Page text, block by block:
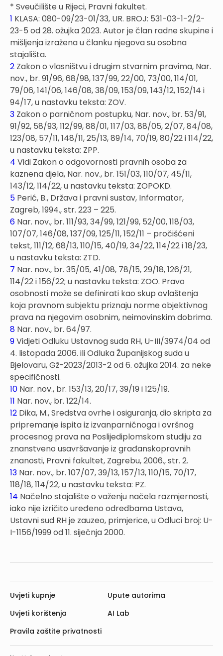
* Sveučilište u Rijeci, Pravni fakultet.
1 KLASA: 080-09/23-01/33, UR. BROJ: 531-03-1-2/2-
23-5 od 28. ožujka 2023. Autor je član radne skupine i
mišljenja izražena u članku njegova su osobna
stajališta.
2 Zakon o vlasništvu i drugim stvarnim pravima, Nar.
nov., br. 91/96, 68/98, 137/99, 22/00, 73/00, 114/01,
79/06, 141/06, 146/08, 38/09, 153/09, 143/12, 152/14 i
94/17, u nastavku teksta: ZOV.
3 Zakon o parničnom postupku, Nar. nov., br. 53/91,
91/92, 58/93, 112/99, 88/01, 117/03, 88/05, 2/07, 84/08,
123/08, 57/11, 148/11, 25/13, 89/14, 70/19, 80/22 i 114/22,
u nastavku teksta: ZPP.
4 Vidi Zakon o odgovornosti pravnih osoba za
kaznena djela, Nar. nov., br. 151/03, 110/07, 45/11,
143/12, 114/22, u nastavku teksta: ZOPOKD.
5 Perić, B., Država i pravni sustav, Informator,
Zagreb, 1994., str. 223 – 225.
6 Nar. nov., br. 111/93, 34/99, 121/99, 52/00, 118/03,
107/07, 146/08, 137/09, 125/11, 152/11 – pročišćeni
tekst, 111/12, 68/13, 110/15, 40/19, 34/22, 114/22 i 18/23,
u nastavku teksta: ZTD.
7 Nar. nov., br. 35/05, 41/08, 78/15, 29/18, 126/21,
114/22 i 156/22; u nastavku teksta: ZOO. Pravo
osobnosti može se definirati kao skup ovlaštenja
koja pravnom subjektu priznaju norme objektivnog
prava na njegovim osobnim, neimovinskim dobrima.
8 Nar. nov., br. 64/97.
9Vidjeti Odluku Ustavnog suda RH, U-III/3974/04 od
4. listopada 2006. ili Odluka Županijskog suda u
Bjelovaru, Gž-2023/2013-2 od 6. ožujka 2014. za neke
specifičnosti.
10 Nar. nov., br. 153/13, 20/17, 39/19 i 125/19.
11 Nar. nov., br. 122/14.
12 Dika, M., Sredstva ovrhe i osiguranja, dio skripta za
pripremanje ispita iz izvanparničnoga i ovršnog
procesnog prava na Poslijediplomskom studiju za
znanstveno usavršavanje iz građanskopravnih
znanosti, Pravni fakultet, Zagrebu, 2006., str. 2.
13 Nar. nov., br. 107/07, 39/13, 157/13, 110/15, 70/17,
118/18, 114/22, u nastavku teksta: PZ.
14 Načelno stajalište o važenju načela razmjernosti,
iako nije izričito uređeno odredbama Ustava,
Ustavni sud RH je zauzeo, primjerice, u Odluci broj: U-
I-1156/1999 od 11. siječnja 2000.
Uvjeti kupnje
Uvjeti korištenja
Pravila zaštite privatnosti
Upute autorima
AI Lab